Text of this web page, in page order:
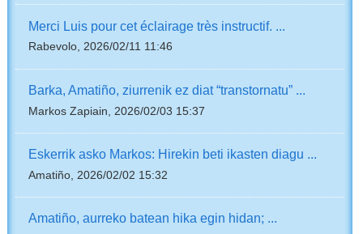
Merci Luis pour cet éclairage très instructif. ...
Rabevolo, 2026/02/11 11:46
Barka, Amatiño, ziurrenik ez diat “transtornatu” ...
Markos Zapiain, 2026/02/03 15:37
Eskerrik asko Markos: Hirekin beti ikasten diagu ...
Amatiño, 2026/02/02 15:32
Amatiño, aurreko batean hika egin hidan; ...